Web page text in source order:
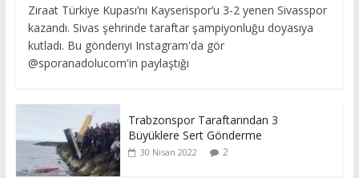
Ziraat Türkiye Kupası’nı Kayserispor’u 3-2 yenen Sivasspor
kazandı. Sivas şehrinde taraftar şampiyonluğu doyasıya
kutladı. Bu gönderiyi Instagram'da gör
@sporanadolucom'in paylaştığı
Trabzonspor Taraftarından 3
Büyüklere Sert Gönderme
30 Nisan 2022 2